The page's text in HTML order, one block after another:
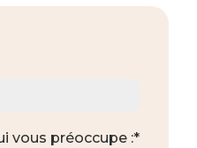
vous préoccupe :*